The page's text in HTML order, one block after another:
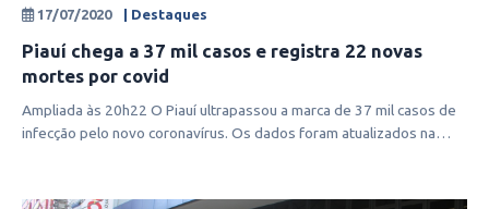
17/07/2020 | Destaques
Piauí chega a 37 mil casos e registra 22 novas
mortes por covid
Ampliada às 20h22 O Piauí ultrapassou a marca de 37 mil casos de
infecção pelo novo coronavírus. Os dados foram atualizados na